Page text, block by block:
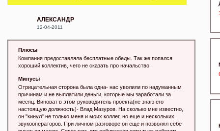
АЛЕКСАНДР
12-04-2011
Плюсы
Компания предоставляла бесплатные обеды. Так же попался
хороший коллектив, чего не сказать про начальство.
Минусы
Отрицательная сторона была одна- нас уволили по надуманным
причинам и не выплатили деньги, которые мы заработали за
месяц. Виноват в этом руководитель проекта(не знаю его
настоящую должность)- Влад Мазуров. На сколько мне известно,
он "кинул" не только меня и моих коллег, но еще и нескольких
звукооператоров. При личном разговоре он еще и позволял себе